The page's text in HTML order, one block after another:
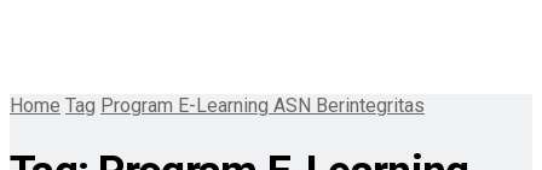
Home Tag Program E-Learning ASN Berintegritas